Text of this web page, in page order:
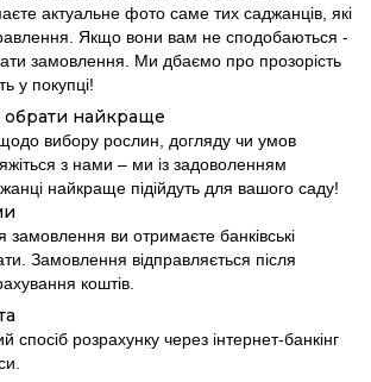
актуальне фото саме тих саджанців, які
Якщо вони вам не сподобаються -
замовлення. Ми дбаємо про прозорість
у покупці!
найкраще
вибору рослин, догляду чи умов
з нами – ми із задоволенням
найкраще підійдуть для вашого саду!
ви отримаєте банківські
Замовлення відправляється після
коштів.
спосіб розрахунку через інтернет-банкінг